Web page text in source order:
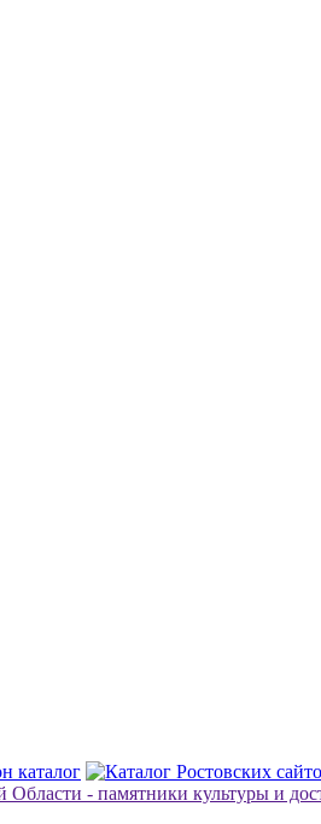
Области - памятники культуры и